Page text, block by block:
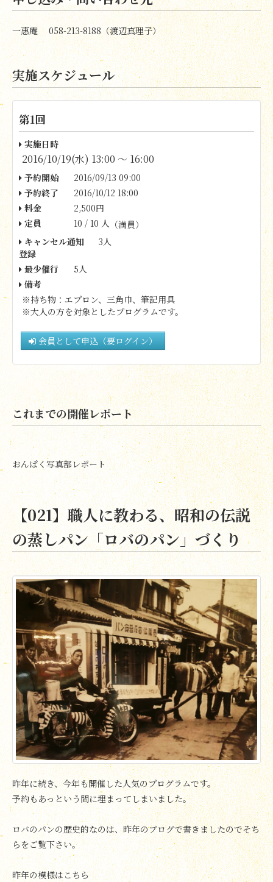
一惠庵 058-213-8188（渡辺真理子）
実施スケジュール
第1回
実施日時
2016/10/19(水) 13:00 〜 16:00
予約開始
2016/09/13 09:00
予約終了
2016/10/12 18:00
料金
2,500円
定員
10 / 10 人 （満員）
キャンセル通知
登録
3人
最少催行
5人
備考
※持ち物：エプロン、三角巾、筆記用具
※大人の方を対象としたプログラムです。
会員として申込（要ログイン）
これまでの開催レポート
おんぱく写真部レポート
【021】職人に教わる、昭和の伝説
の蒸しパン「ロバのパン」づくり
昨年に続き、今年も開催した人気のプログラムです。
予約もあっという間に埋まってしまいました。
ロバのパンの歴史的なのは、昨年のブログで書きましたのでそち
らをご覧下さい。
昨年の模様はこちら